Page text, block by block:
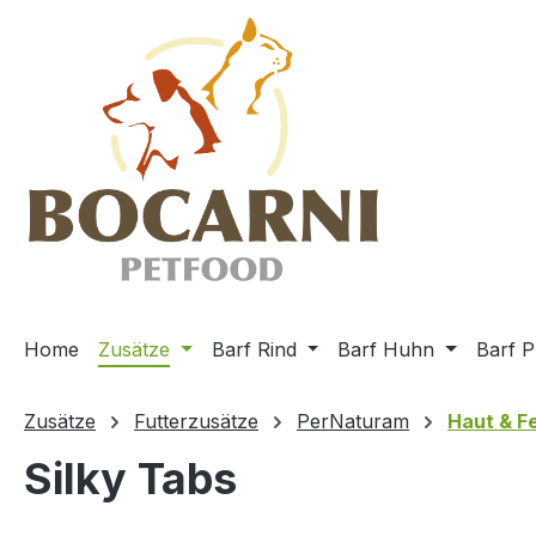
Zur Hauptnavigation springen
Home Zusätze Barf Rind Barf Huhn Barf
Zusätze Futterzusätze PerNaturam Haut &
Silky Tabs